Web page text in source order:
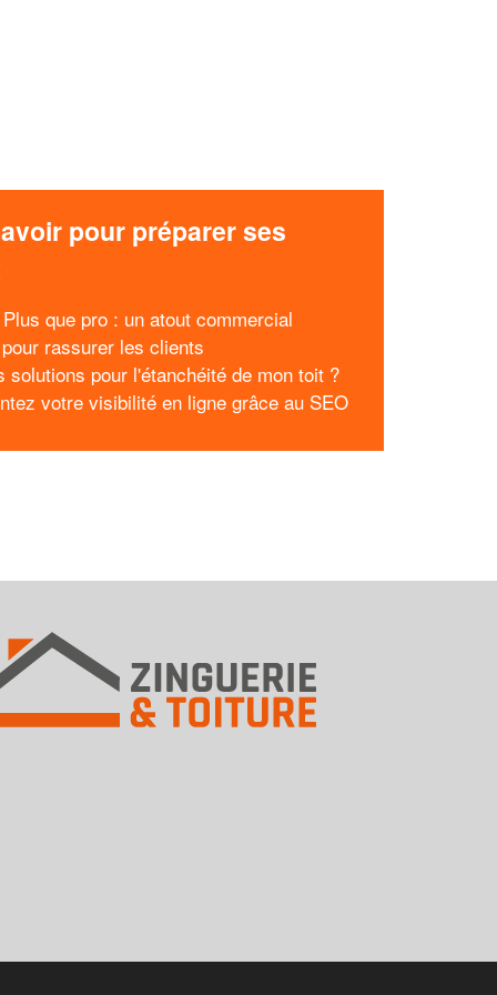
pour préparer ses
que pro : un atout commercial
rassurer les clients
solutions pour l'étanchéité de mon toit ?
votre visibilité en ligne grâce au SEO